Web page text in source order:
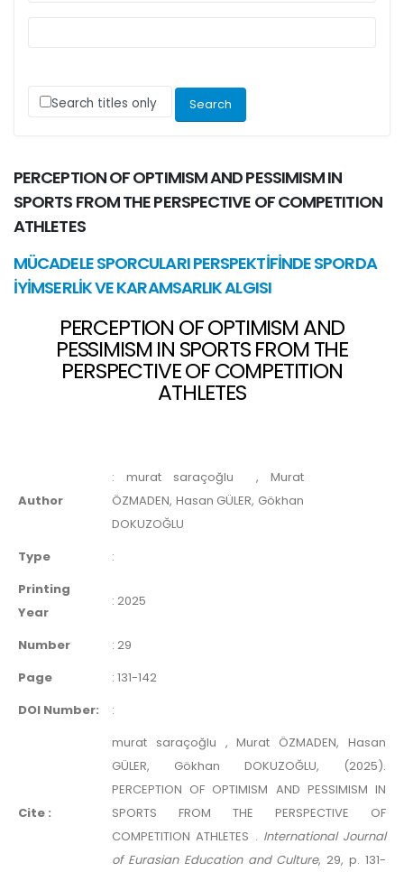
Search titles only
PERCEPTION OF OPTIMISM AND PESSIMISM IN
SPORTS FROM THE PERSPECTIVE OF COMPETITION
ATHLETES
MÜCADELE SPORCULARI PERSPEKTİFİNDE SPORDA
İYİMSERLİK VE KARAMSARLIK ALGISI
PERCEPTION OF OPTIMISM AND
PESSIMISM IN SPORTS FROM THE
PERSPECTIVE OF COMPETITION
ATHLETES
Author
: murat saraçoğlu
, Murat
ÖZMADEN, Hasan GÜLER, Gökhan
DOKUZOĞLU
Type
:
Printing
Year
: 2025
Number : 29
Page
: 131-142
DOI Number:
:
Cite :
murat saraçoğlu , Murat ÖZMADEN, Hasan
GÜLER, Gökhan DOKUZOĞLU, (2025).
PERCEPTION OF OPTIMISM AND PESSIMISM IN
SPORTS FROM THE PERSPECTIVE OF
COMPETITION ATHLETES . International Journal
of Eurasian Education and Culture, 29, p. 131-